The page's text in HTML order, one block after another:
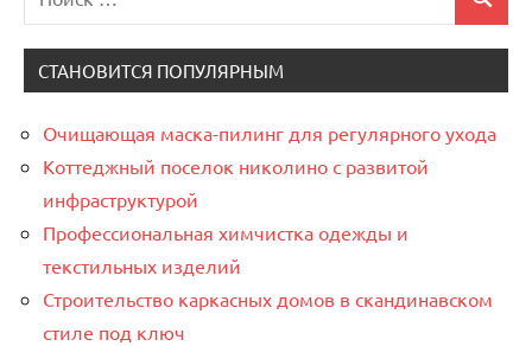
для: Поиск
СТАНОВИТСЯ ПОПУЛЯРНЫМ
Очищающая маска-пилинг для регулярного ухода
Коттеджный поселок николино с развитой
инфраструктурой
Профессиональная химчистка одежды и
текстильных изделий
Строительство каркасных домов в скандинавском
стиле под ключ